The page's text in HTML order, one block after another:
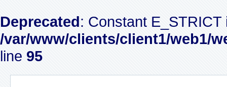
Deprecated: Constant
/var/www/clients/client1/web1/
line 95